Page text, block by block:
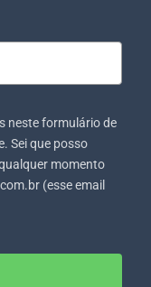
neste formulário de
Sei que posso
momento
(esse email